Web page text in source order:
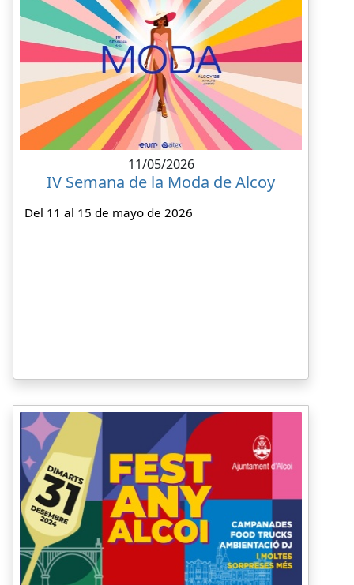
11/05/2026
IV Semana de la Moda de Alcoy
Del 11 al 15 de mayo de 2026